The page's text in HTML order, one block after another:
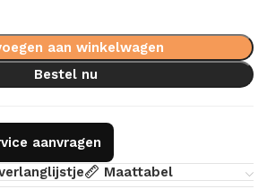
aan winkelwagen
Bestel nu
aanvragen
Maattabel